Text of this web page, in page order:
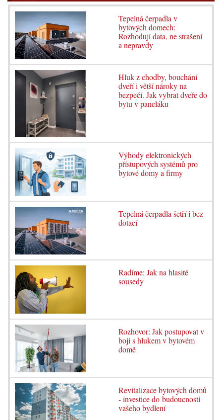
Tepelná čerpadla v
bytových domech:
Rozhodují data, ne strašení
a nepravdy
Hluk z chodby, bouchání
dveří i větší nároky na
bezpečí. Jak vybrat dveře do
bytu v paneláku
Výhody elektronických
přístupových systémů pro
bytové domy a firmy
Tepelná čerpadla šetří i bez
dotací
Radíme: Jak na hlasité
sousedy
Rozhovor: Jak postupovat v
boji s hlukem v bytovém
domě
Revitalizace bytových domů
- investice do budoucnosti
vašeho bydlení